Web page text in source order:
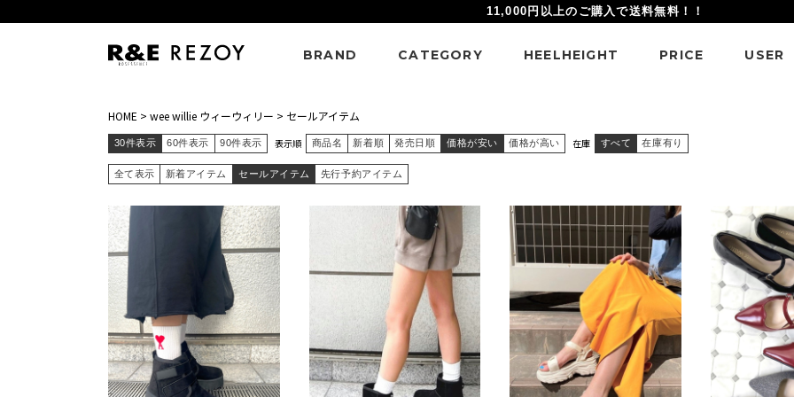
11,000円以上のご購入で送料無料！！
BRAND CATEGORY HEELHEIGHT PRICE USER
HOME > wee willie ウィーウィリー > セールアイテム
30件表示 60件表示 90件表示 表示順 商品名 新着順 発売日順 価格が安い 価格が高い 在庫 すべて 在庫有り
全て表示 新着アイテム セールアイテム 先行予約アイテム